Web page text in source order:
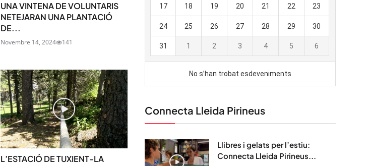
UNA VINTENA DE VOLUNTARIS
NETEJARAN UNA PLANTACIÓ
DE...
Novembre 14, 2024 141
L’ESTACIÓ DE TUXIENT-LA
Connecta Lleida Pirineus
Llibres i gelats per l’estiu:
Connecta Lleida Pirineus...
Uneix-te al nostre butlletí
Tota l’actualitat, seleccionada i enviada
directament al teu correu. Subscriu-te al nostre
butlletí i segueix la informació que importa.
SUBSCRIU-TE